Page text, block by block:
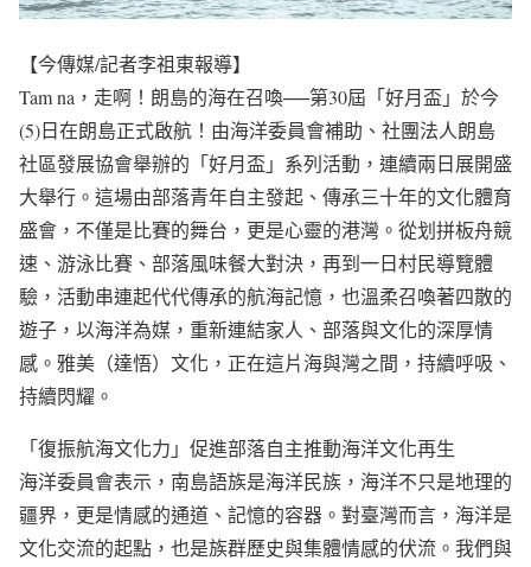
【今傳媒/記者李祖東報導】
Tam na，走啊！朗島的海在召喚──第30屆「好月盃」於今
(5)日在朗島正式啟航！由海洋委員會補助、社團法人朗島
社區發展協會舉辦的「好月盃」系列活動，連續兩日展開盛
大舉行。這場由部落青年自主發起、傳承三十年的文化體育
盛會，不僅是比賽的舞台，更是心靈的港灣。從划拼板舟競
速、游泳比賽、部落風味餐大對決，再到一日村民導覽體
驗，活動串連起代代傳承的航海記憶，也溫柔召喚著四散的
遊子，以海洋為媒，重新連結家人、部落與文化的深厚情
感。雅美（達悟）文化，正在這片海與灣之間，持續呼吸、
持續閃耀。
「復振航海文化力」促進部落自主推動海洋文化再生
海洋委員會表示，南島語族是海洋民族，海洋不只是地理的
疆界，更是情感的通道、記憶的容器。對臺灣而言，海洋是
文化交流的起點，也是族群歷史與集體情感的伏流。我們與